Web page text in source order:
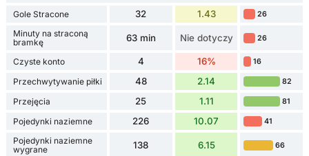
Gole Stracone 32 1.43 26
Minuty na straconą
bramkę
63 min Nie dotyczy 26
Czyste konto 4 16% 16
Przechwytywanie piłki 48 2.14 82
Przejęcia 25 1.11 81
Pojedynki naziemne 226 10.07 41
Pojedynki naziemne
wygrane
138 6.15 66